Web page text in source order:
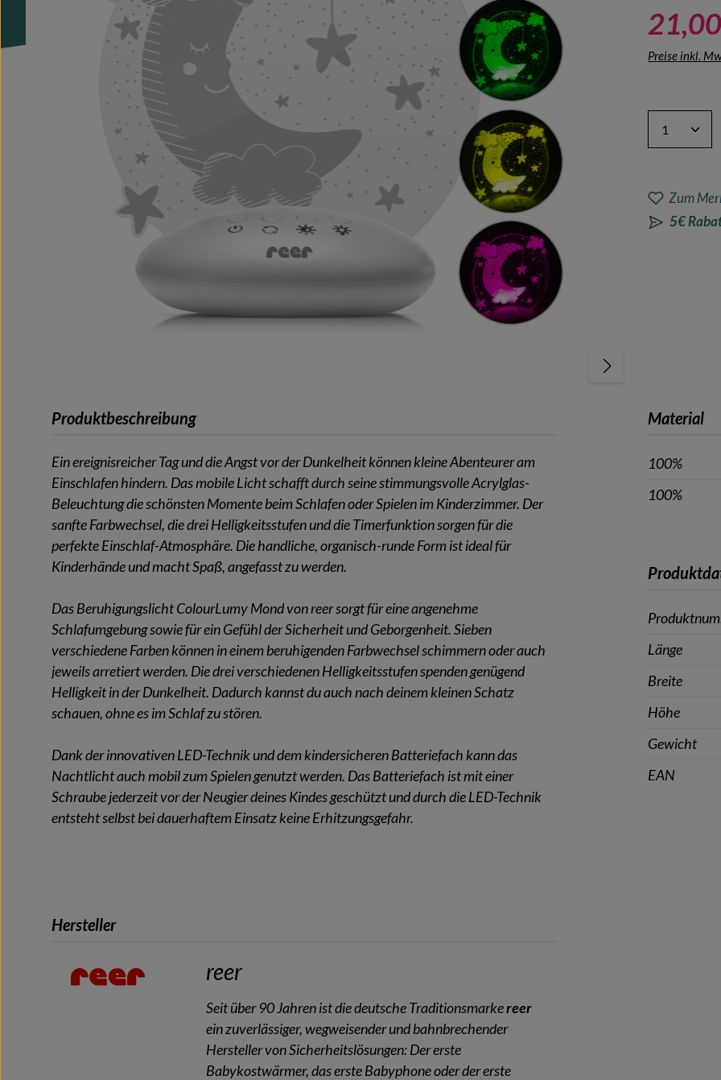
Preise inkl.
Zum
5€
Produktbeschreibung
Ein ereignisreicher Tag und die Angst vor der Dunkelheit können kleine Abenteurer am
Einschlafen hindern. Das mobile Licht schafft durch seine stimmungsvolle Acrylglas-
Beleuchtung die schönsten Momente beim Schlafen oder Spielen im Kinderzimmer. Der
sanfte Farbwechsel, die drei Helligkeitsstufen und die Timerfunktion sorgen für die
perfekte Einschlaf-Atmosphäre. Die handliche, organisch-runde Form ist ideal für
Kinderhände und macht Spaß, angefasst zu werden.
Das Beruhigungslicht ColourLumy Mond von reer sorgt für eine angenehme
Schlafumgebung sowie für ein Gefühl der Sicherheit und Geborgenheit. Sieben
verschiedene Farben können in einem beruhigenden Farbwechsel schimmern oder auch
jeweils arretiert werden. Die drei verschiedenen Helligkeitsstufen spenden genügend
Helligkeit in der Dunkelheit. Dadurch kannst du auch nach deinem kleinen Schatz
schauen, ohne es im Schlaf zu stören.
Dank der innovativen LED-Technik und dem kindersicheren Batteriefach kann das
Nachtlicht auch mobil zum Spielen genutzt werden. Das Batteriefach ist mit einer
Schraube jederzeit vor der Neugier deines Kindes geschützt und durch die LED-Technik
entsteht selbst bei dauerhaftem Einsatz keine Erhitzungsgefahr.
Hersteller
reer
Seit über 90 Jahren ist die deutsche Traditionsmarkereer
ein zuverlässiger, wegweisender und bahnbrechender
Hersteller von Sicherheitslösungen: Der erste
Babykostwärmer, das erste Babyphone oder der erste
Material
100%
100%
Länge
Breite
Höhe
Gewicht
EAN